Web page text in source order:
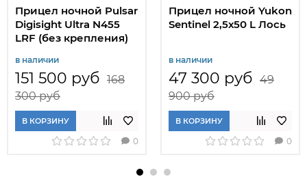
Прицел ночной Pulsar
Digisight Ultra N455
LRF (без крепления)
в наличии
151 500 руб 168
300 руб
В КОРЗИНУ
0
Прицел ночной Yukon
Sentinel 2,5х50 L Лось
в наличии
47 300 руб 49
900 руб
В КОРЗИНУ
0